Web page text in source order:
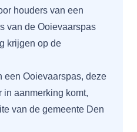
houders van een
van de Ooievaarspas
krijgen op de
een Ooievaarspas, deze
in aanmerking komt,
van de gemeente Den